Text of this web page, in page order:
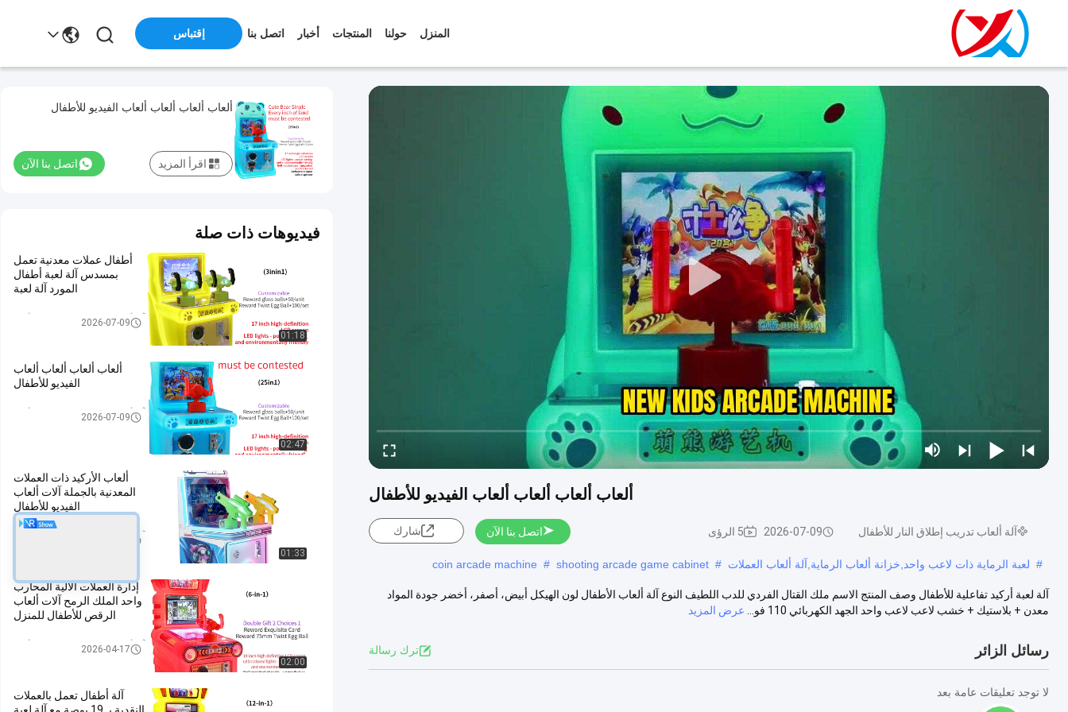
المنزل حولنا المنتجات أخبار اتصل بنا إقتباس
ألعاب ألعاب ألعاب ألعاب الفيديو للأطفال
آلة ألعاب تدريب إطلاق النار للأطفال 2026-07-09 5 الرؤى اتصل بنا الآن شارك
# لعبة الرماية ذات لاعب واحد,خزانة ألعاب الرماية,آلة ألعاب العملات #
shooting arcade game cabinet
#
coin arcade machine
آلة لعبة أركيد تفاعلية للأطفال وصف المنتج الاسم ملك القتال الفردي للدب اللطيف النوع آلة ألعاب الأطفال لون الهيكل أبيض، أصفر، أخضر جودة المواد
معدن + بلاستيك + خشب لاعب لاعب واحد الجهد الكهربائي 110 فو...
عرض المزيد
رسائل الزائر ترك رسالة
لا توجد تعليقات عامة بعد
ألعاب ألعاب ألعاب ألعاب الفيديو للأطفال
اتصل بنا الآن اقرأ المزيد
فيديوهات ذات صلة
01:18
أطفال عملات معدنية تعمل
بمسدس آلة لعبة أطفال
المورد آلة لعبة
آلة ألعاب تدريب إطلاق النار للأطف
2026-07-09
02:47
ألعاب ألعاب ألعاب ألعاب
الفيديو للأطفال
آلة ألعاب تدريب إطلاق النار للأطف
2026-07-09
01:33
ألعاب الأركيد ذات العملات
المعدنية بالجملة آلات ألعاب
الفيديو للأطفال
آلة ألعاب تدريب إطلاق النار للأطف
02:00
إدارة العملات الآلية المحارب
واحد الملك الرمح آلات ألعاب
الرقص للأطفال للمنزل
آلة ألعاب تدريب إطلاق النار للأطف
2026-04-17
آلة أطفال تعمل بالعملات